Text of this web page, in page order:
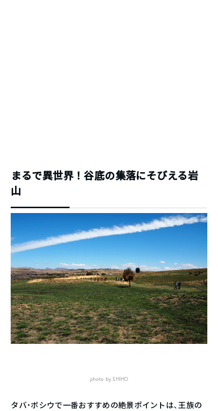
まるで異世界！谷底の集落にそびえる岩
山
photo by SHIHO
タバ・ボシウで一番おすすめの絶景ポイントは、王族の